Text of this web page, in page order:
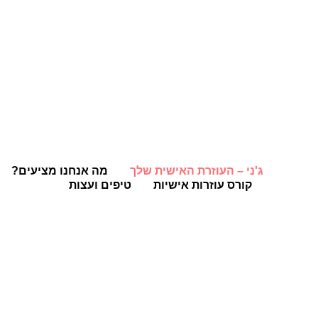
ג'ני – העוזרת האישית שלך
מה אנחנו מציעים?
קורס עוזרות אישיות
טיפים ועצות